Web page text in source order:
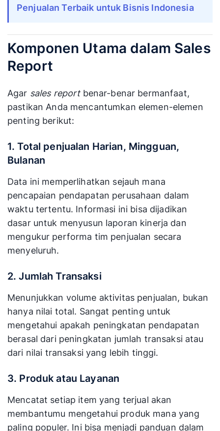
Penjualan Terbaik untuk Bisnis Indonesia
Komponen Utama dalam Sales
Report
Agar sales reportbenar-benar bermanfaat,
pastikan Anda mencantumkan elemen-elemen
penting berikut:
1. Total penjualan Harian, Mingguan,
Bulanan
Data ini memperlihatkan sejauh mana
pencapaian pendapatan perusahaan dalam
waktu tertentu. Informasi ini bisa dijadikan
dasar untuk menyusun laporan kinerja dan
mengukur performa tim penjualan secara
menyeluruh.
2. Jumlah Transaksi
Menunjukkan volume aktivitas penjualan, bukan
hanya nilai total. Sangat penting untuk
mengetahui apakah peningkatan pendapatan
berasal dari peningkatan jumlah transaksi atau
dari nilai transaksi yang lebih tinggi.
3. Produk atau Layanan
Mencatat setiap item yang terjual akan
membantumu mengetahui produk mana yang
paling populer. Ini bisa menjadi panduan dalam